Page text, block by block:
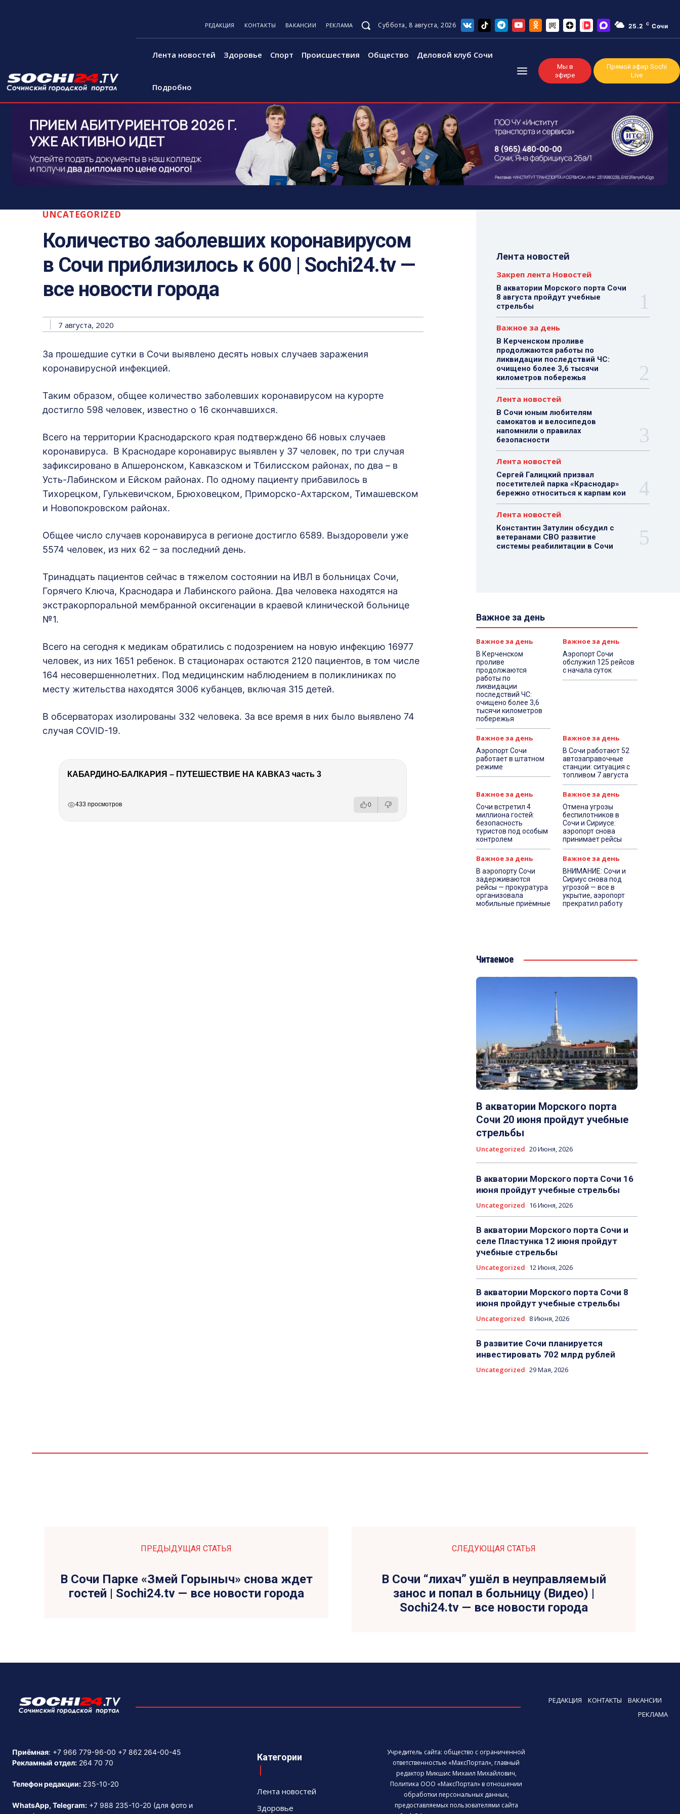
РЕДАКЦИЯ КОНТАКТЫ ВАКАНСИИ РЕКЛАМА Суббота, 8 августа, 2026 25.2 C Сочи
Лента новостей Здоровье Спорт Происшествия Общество Деловой клуб Сочи
Подробно
Мы в
эфире
Прямой эфир Sochi
Live
UNCATEGORIZED
Количество заболевших коронавирусом
в Сочи приблизилось к 600 | Sochi24.tv —
все новости города
7 августа, 2020
За прошедшие сутки в Сочи выявлено десять новых случаев заражения
коронавирусной инфекцией.
Таким образом, общее количество заболевших коронавирусом на курорте
достигло 598 человек, известно о 16 скончавшихся.
Всего на территории Краснодарского края подтверждено 66 новых случаев
коронавируса. В Краснодаре коронавирус выявлен у 37 человек, по три случая
зафиксировано в Апшеронском, Кавказском и Тбилисском районах, по два – в
Усть-Лабинском и Ейском районах. По одному пациенту прибавилось в
Тихорецком, Гулькевичском, Брюховецком, Приморско-Ахтарском, Тимашевском
и Новопокровском районах.
Общее число случаев коронавируса в регионе достигло 6589. Выздоровели уже
5574 человек, из них 62 – за последний день.
Тринадцать пациентов сейчас в тяжелом состоянии на ИВЛ в больницах Сочи,
Горячего Ключа, Краснодара и Лабинского района. Два человека находятся на
экстракорпоральной мембранной оксигенации в краевой клинической больнице
№1.
Всего на сегодня к медикам обратились с подозрением на новую инфекцию 16977
человек, из них 1651 ребенок. В стационарах остаются 2120 пациентов, в том числе
164 несовершеннолетних. Под медицинским наблюдением в поликлиниках по
месту жительства находятся 3006 кубанцев, включая 315 детей.
В обсерваторах изолированы 332 человека. За все время в них было выявлено 74
случая COVID-19.
КАБАРДИНО-БАЛКАРИЯ – ПУТЕШЕСТВИЕ НА КАВКАЗ часть 3
433 просмотров 0
Лента новостей
Закреп лента Новостей
В акватории Морского порта Сочи
8 августа пройдут учебные
стрельбы
Важное за день
В Керченском проливе
продолжаются работы по
ликвидации последствий ЧС:
очищено более 3,6 тысячи
километров побережья
Лента новостей
В Сочи юным любителям
самокатов и велосипедов
напомнили о правилах
безопасности
Лента новостей
Сергей Галицкий призвал
посетителей парка «Краснодар»
бережно относиться к карпам кои
Лента новостей
Константин Затулин обсудил с
ветеранами СВО развитие
системы реабилитации в Сочи
Важное за день
Важное за день
В Керченском
проливе
продолжаются
работы по
ликвидации
последствий ЧС:
очищено более 3,6
тысячи километров
побережья
Важное за день
Аэропорт Сочи
обслужил 125 рейсов
с начала суток
Важное за день
Аэропорт Сочи
работает в штатном
режиме
Важное за день
В Сочи работают 52
автозаправочные
станции: ситуация с
топливом 7 августа
Важное за день
Сочи встретил 4
миллиона гостей:
безопасность
туристов под особым
контролем
Важное за день
Отмена угрозы
беспилотников в
Сочи и Сириусе:
аэропорт снова
принимает рейсы
Важное за день
В аэропорту Сочи
задерживаются
рейсы — прокуратура
организовала
мобильные приёмные
Важное за день
ВНИМАНИЕ: Сочи и
Сириус снова под
угрозой — все в
укрытие, аэропорт
прекратил работу
Читаемое
В акватории Морского порта
Сочи 20 июня пройдут учебные
стрельбы
Uncategorized 20 Июня, 2026
В акватории Морского порта Сочи 16
июня пройдут учебные стрельбы
Uncategorized 16 Июня, 2026
В акватории Морского порта Сочи и
селе Пластунка 12 июня пройдут
учебные стрельбы
Uncategorized 12 Июня, 2026
В акватории Морского порта Сочи 8
июня пройдут учебные стрельбы
Uncategorized 8 Июня, 2026
В развитие Сочи планируется
инвестировать 702 млрд рублей
Uncategorized 29 Мая, 2026
ПРЕДЫДУЩАЯ СТАТЬЯ
В Сочи Парке «Змей Горыныч» снова ждет
гостей | Sochi24.tv — все новости города
СЛЕДУЮЩАЯ СТАТЬЯ
В Сочи “лихач” ушёл в неуправляемый
занос и попал в больницу (Видео) |
Sochi24.tv — все новости города
РЕДАКЦИЯ КОНТАКТЫ
ВАКАНСИИ
РЕКЛАМА
Приёмная: +7 966 779-96-00 +7 862 264-00-45
Рекламный отдел: 264 70 70
Телефон редакции: 235-10-20
WhatsApp, Telegram: +7 988 235-10-20 (для фото и
Категории
Лента новостей
Здоровье
Учредитель сайта: общество с ограниченной
ответственностью «МаксПортал», главный
редактор Микшис Михаил Михайлович,
Политика ООО «МаксПортал» в отношении
обработки персональных данных,
предоставляемых пользователями сайта